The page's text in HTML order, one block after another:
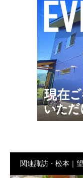
関連諏訪・松本｜